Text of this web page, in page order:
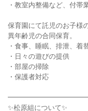
・教室内整備など、付帯
保育園にて託児のお子様
異年齢児の合同保育。
・食事、睡眠、排泄、着
・日々の遊びの提供
・部屋の掃除
・保護者対応
✨松原組について✨